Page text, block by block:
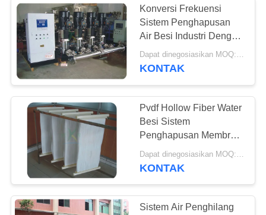
Sistem Air
Penghilang Besi
Sistem Pengolahan
Air Pertukaran Ion
Konversi Frekuensi
Sistem Penghapusan
Air Besi Industri Dengan
Pompa Sentrifugal
Dapat dinegosiasikan MOQ:> = 1 set
KONTAK
Pvdf Hollow Fiber Water
Besi Sistem
Penghapusan Membran
MBR Dengan Stabilitas
Kimia
KONTAK
Sistem Air Penghilang